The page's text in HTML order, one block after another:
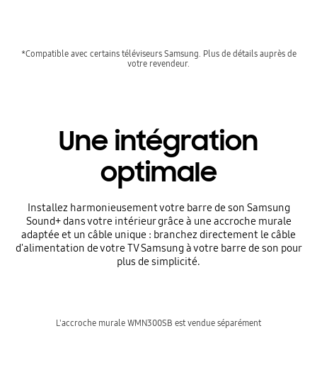
*Compatible avec certains téléviseurs Samsung. Plus de détails auprès de
votre revendeur.
Une intégration
optimale
Installez harmonieusement votre barre de son Samsung
Sound+ dans votre intérieur grâce à une accroche murale
adaptée et un câble unique : branchez directement le câble
d'alimentation de votre TV Samsung à votre barre de son pour
plus de simplicité.
L'accroche murale WMN300SB est vendue séparément